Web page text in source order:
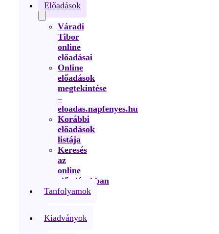
Előadások
Váradi
Tibor
online
előadásai
Online
előadások
megtekintése
–
eloadas.napfenyes.hu
Korábbi
előadások
listája
Keresés
az
online
előadásokban
Tanfolyamok
Kiadványok